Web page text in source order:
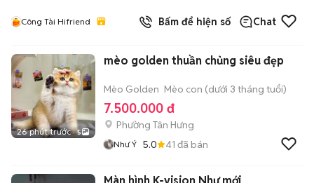
Công Tài Hifriend Bấm để hiện số Chat
26 phút trước 5
mèo golden thuần chủng siêu đẹp
Mèo Golden Mèo con (dưới 3 tháng tuổi)
7.500.000 đ
Phường Tân Hưng
Như Ý 5.0 41 đã bán